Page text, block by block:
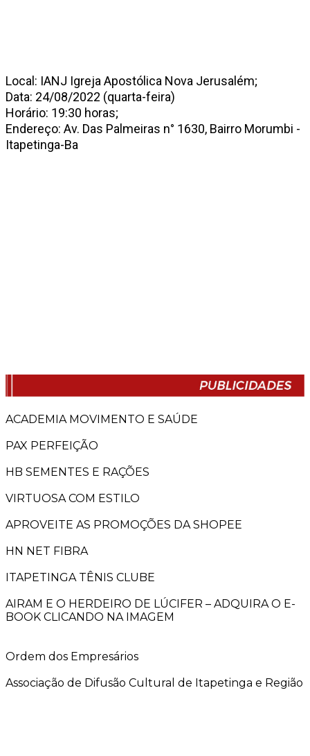
Local: IANJ Igreja Apostólica Nova Jerusalém;
Data: 24/08/2022 (quarta-feira)
Horário: 19:30 horas;
Endereço: Av. Das Palmeiras n° 1630, Bairro Morumbi -
Itapetinga-Ba
ACADEMIA MOVIMENTO E SAÚDE
PAX PERFEIÇÃO
HB SEMENTES E RAÇÕES
VIRTUOSA COM ESTILO
APROVEITE AS PROMOÇÕES DA SHOPEE
HN NET FIBRA
ITAPETINGA TÊNIS CLUBE
AIRAM E O HERDEIRO DE LÚCIFER – ADQUIRA O E-
BOOK CLICANDO NA IMAGEM
Ordem dos Empresários
Associação de Difusão Cultural de Itapetinga e Região